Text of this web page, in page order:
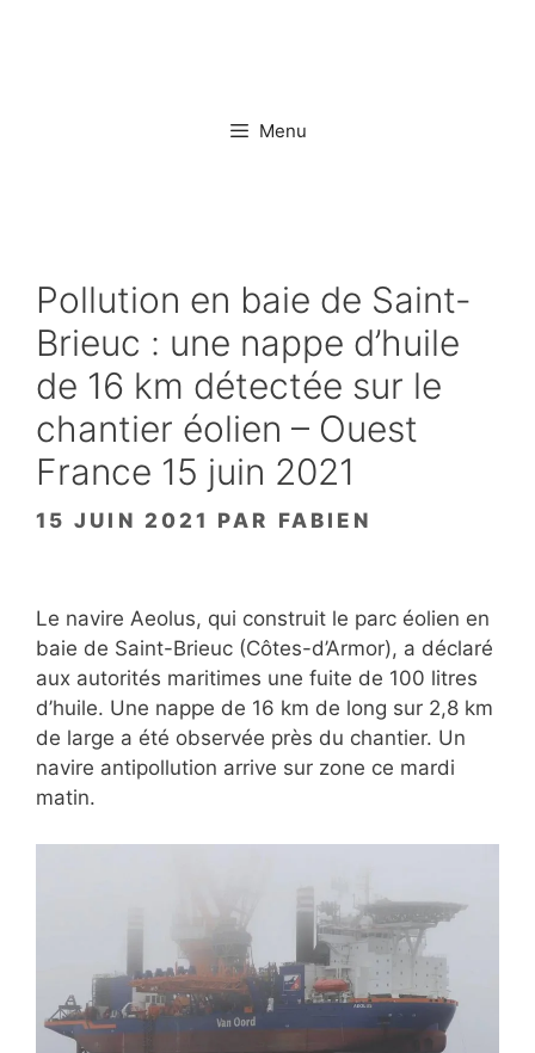
Menu
Pollution en baie de Saint-
Brieuc : une nappe d’huile
de 16 km détectée sur le
chantier éolien – Ouest
France 15 juin 2021
15 JUIN 2021 PAR FABIEN
Le navire Aeolus, qui construit le parc éolien en
baie de Saint-Brieuc (Côtes-d’Armor), a déclaré
aux autorités maritimes une fuite de 100 litres
d’huile. Une nappe de 16 km de long sur 2,8 km
de large a été observée près du chantier. Un
navire antipollution arrive sur zone ce mardi
matin.